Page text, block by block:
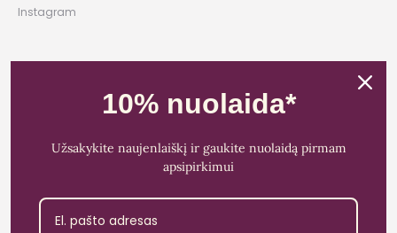
Instagram
Įmonės kodas: 303481944
PVM mokėtojo kodas: LT100011828014
Bankas: Paysera LT
10% nuolaida*
Užsakykite naujenlaiškį ir gaukite nuolaidą pirmam
apsipirkimui